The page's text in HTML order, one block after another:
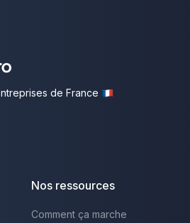
de France
Nos ressources
Comment ça marche